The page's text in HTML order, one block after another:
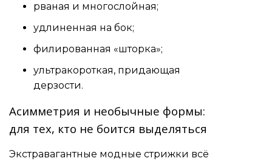
рваная и многослойная;
удлиненная на бок;
филированная «шторка»;
ультракороткая, придающая
дерзости.
Асимметрия и необычные формы:
для тех, кто не боится выделяться
Экстравагантные модные стрижки всё